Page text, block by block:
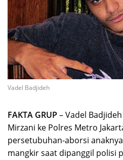
Vadel Badjideh
FAKTA GRUP – Vadel
Mirzani ke Polres Metro
persetubuhan-aborsi
mangkir saat dipanggil polisi